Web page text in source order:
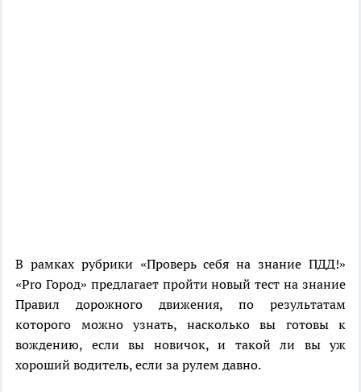
В рамках рубрики «Проверь себя на знание ПДД!»
«Pro Город» предлагает пройти новый тест на знание
Правил дорожного движения, по результатам
которого можно узнать, насколько вы готовы к
вождению, если вы новичок, и такой ли вы уж
хороший водитель, если за рулем давно.